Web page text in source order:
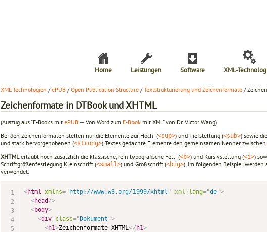
Home Leistungen Software XML-
XML-Technologien /ePUB /Open Publication Structure /Textstrukturierung und Zeichenformate /
Zeichenformate in DTBook und XHTML
(Auszug aus "E-Books mit ePUB ─ Von Word zum E-Book mit XML" von Dr. Victor Wang)
Bei den Zeichenformaten stellen nur die Elemente zur Hoch- (<sup>) und Tiefstellung (<sub>) sowie
und stark hervorgehobenen (<strong>) Textes gedachte Elemente den gemeinsamen Nenner zwischen
XHTMLerlaubt noch zusätzlich die klassische, rein typografische Fett- (<b>) und Kursivstellung (<i>)
Schriftgrößenfestlegung Kleinschrift (<small>) und Großschrift (<big>). Im folgenden Beispiel
verwendet.
<html xmlns=" http://www.w3.org/1999/xhtml " xml: lang="de">
<head />
<body>
<div class=" Dokument ">
<h1>Zeichenformate XHTML</ h1>